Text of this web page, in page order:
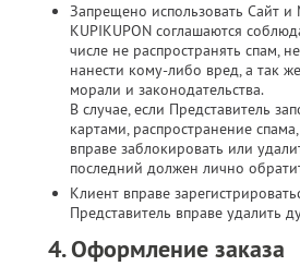
Запрещено использовать Сайт
KUPIKUPON соглашаются
числе не распространять спам,
нанести кому-либо вред, а так
морали и законодательства.
В случае, если Представитель
картами, распространение
вправе заблокировать или
последний должен лично
Клиент вправе
Представитель вправе удалить
4. Оформление заказа